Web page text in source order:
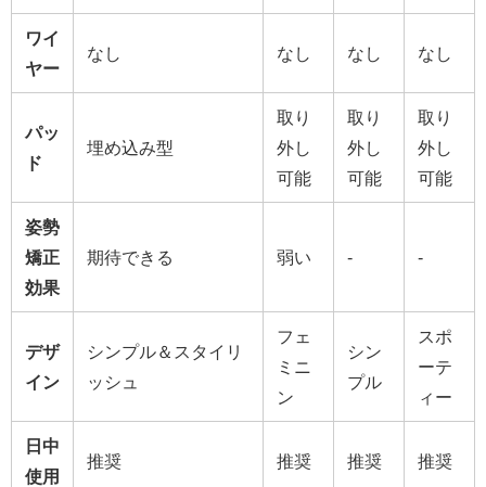
ワイ
ヤー
なし なし なし なし
パッ
ド
埋め込み型
取り
外し
可能
取り
外し
可能
取り
外し
可能
姿勢
矯正
効果
期待できる 弱い - -
デザ
イン
シンプル＆スタイリ
ッシュ
フェ
ミニ
ン
シン
プル
スポ
ーテ
ィー
日中
使用
推奨 推奨 推奨 推奨